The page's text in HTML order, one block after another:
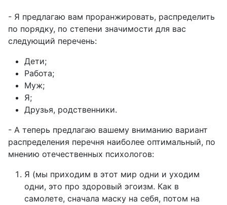
- Я предлагаю вам проранжировать, распределить
по порядку, по степени значимости для вас
следующий перечень:
Дети;
Работа;
Муж;
Я;
Друзья, родственники.
- А теперь предлагаю вашему вниманию вариант
распределения перечня наиболее оптимальный, по
мнению отечественных психологов:
Я (мы приходим в этот мир одни и уходим
одни, это про здоровый эгоизм. Как в
самолете, сначала маску на себя, потом на